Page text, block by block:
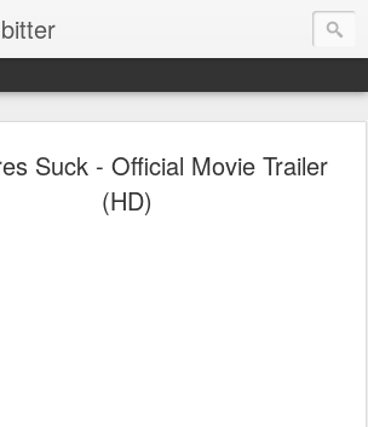
Suck - Official Movie Trailer
(HD)